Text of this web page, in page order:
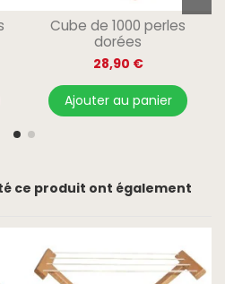
Cube de 1000 perles
dorées
28,90 €
Ajouter au panier
ce produit ont également